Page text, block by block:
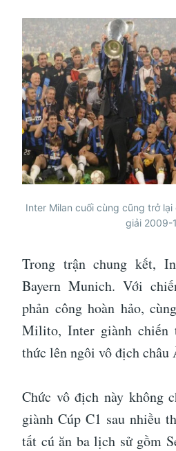
Inter Milan cuối cùng cũng trở lại
giải 2009-
Trong trận chung kết,
Bayern Munich. Với
phản công hoàn hảo,
Milito, Inter giành chiến
thức lên ngôi vô địch châu
Chức vô địch này không
giành Cúp C1 sau nhiều
tất cú ăn ba lịch sử gồm